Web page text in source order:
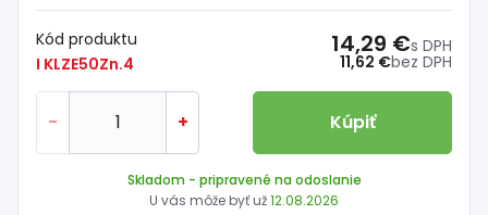
Kód produktu
I KLZE50Zn.4
11,62 €bez DPH
14,29 €s DPH
- + Kúpiť
Skladom - pripravené na odoslanie
U vás môže byť už12.08.2026